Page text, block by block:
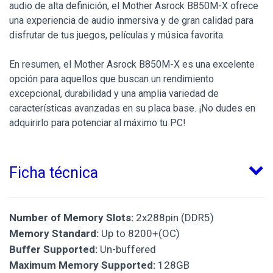
audio de alta definición, el Mother Asrock B850M-X ofrece
una experiencia de audio inmersiva y de gran calidad para
disfrutar de tus juegos, películas y música favorita.
En resumen, el Mother Asrock B850M-X es una excelente
opción para aquellos que buscan un rendimiento
excepcional, durabilidad y una amplia variedad de
características avanzadas en su placa base. ¡No dudes en
adquirirlo para potenciar al máximo tu PC!
Ficha técnica
Number of Memory Slots: 2x288pin (DDR5)
Memory Standard: Up to 8200+(OC)
Buffer Supported: Un-buffered
Maximum Memory Supported: 128GB